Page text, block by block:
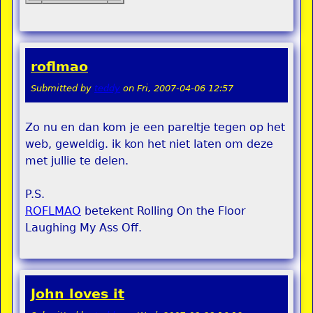
roflmao
Submitted by teddy on Fri, 2007-04-06 12:57
Zo nu en dan kom je een pareltje tegen op het
web, geweldig. ik kon het niet laten om deze
met jullie te delen.
P.S.
ROFLMAO betekent Rolling On the Floor
Laughing My Ass Off.
John loves it